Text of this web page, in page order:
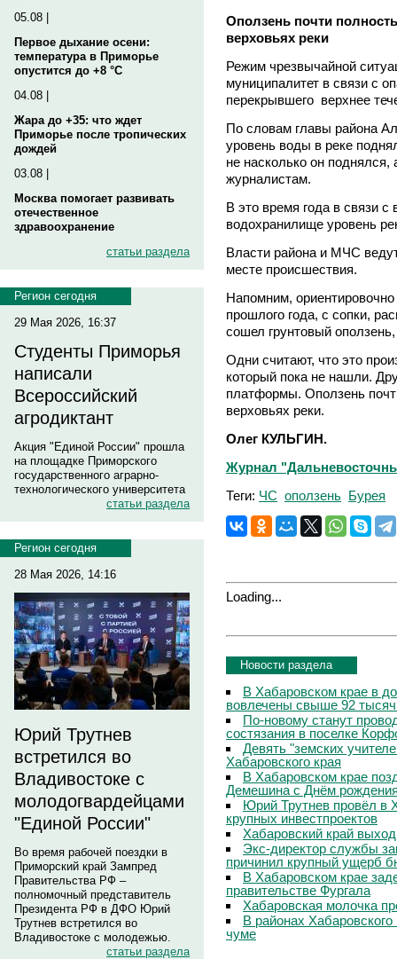
05.08 |
Первое дыхание осени:
температура в Приморье
опустится до +8 °C
04.08 |
Жара до +35: что ждет
Приморье после тропических
дождей
03.08 |
Москва помогает развивать
отечественное
здравоохранение
статьи раздела
Регион сегодня
29 Мая 2026, 16:37
Студенты Приморья
написали
Всероссийский
агродиктант
Акция "Единой России" прошла
на площадке Приморского
государственного аграрно-
технологического университета
статьи раздела
Регион сегодня
28 Мая 2026, 14:16
Юрий Трутнев
встретился во
Владивостоке с
молодогвардейцами
"Единой России"
Во время рабочей поездки в
Приморский край Зампред
Правительства РФ –
полномочный представитель
Президента РФ в ДФО Юрий
Трутнев встретился во
Владивостоке с молодежью.
статьи раздела
Оползень почти
верховьях реки
Режим чрезвычайной
муниципалитет в связи с
перекрывшего верхнее
По словам главы района
уровень воды в реке
не насколько он
журналистам.
В это время года в связи
водохранилище уровень
Власти района и МЧС
месте происшествия.
Напомним,
прошлого года, с сопки,
сошел грунтовый
Одни считают, что это
который пока не нашли.
платформы. Оползень
верховьях реки.
Олег КУЛЬГИН.
Журнал
Теги: ЧС оползень Бурея
Loading...
Новости раздела
В Хабаровском крае в
вовлечены свыше 92 тысяч
По-новому станут
состязания в поселке
Девять "земских
Хабаровского края
В Хабаровском крае
Демешина с Днём
Юрий Трутнев провёл в
крупных инвестпроектов
Хабаровский край
Экс-директор службы
причинил крупный ущерб
В Хабаровском крае
правительстве Фургала
Хабаровская молочка
В районах
чуме